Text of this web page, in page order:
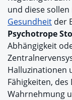
und diese
Gesundheit der
Psychotrope
Abhängigkeit
Halluzinationen
Fähigkeiten,
Wahrnehmung